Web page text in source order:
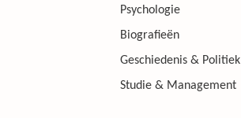
Psychologie
Biografieën
Geschiedenis & Politiek
Studie & Management